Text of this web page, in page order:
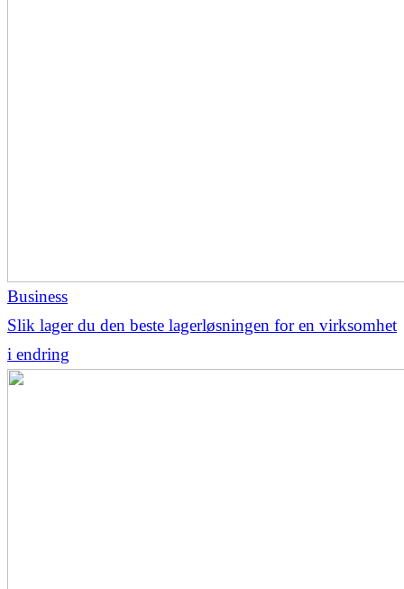
Business
Slik lager du den beste lagerløsningen for en virksomhet
i endring